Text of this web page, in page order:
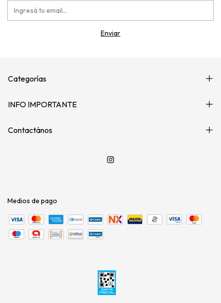
Categorías
INFO IMPORTANTE
Contactános
Medios de pago